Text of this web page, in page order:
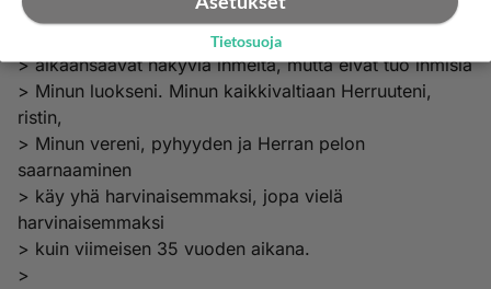
> henkilökohtaisen saavutusten" evankeliumia. Jopa
> väärällä pohjalla toimivat parantumiskokoukset
> aikaansaavat näkyviä ihmeitä, mutta eivät tuo ihmisiä
> Minun luokseni. Minun kaikkivaltiaan Herruuteni,
ristin,
> Minun vereni, pyhyyden ja Herran pelon
saarnaaminen
> käy yhä harvinaisemmaksi, jopa vielä
harvinaisemmaksi
> kuin viimeisen 35 vuoden aikana.
>
Tietosuoja